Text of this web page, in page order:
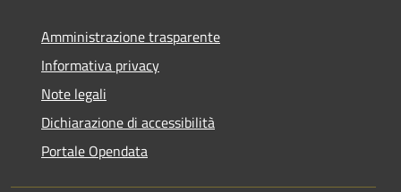
Amministrazione trasparente
Informativa privacy
Note legali
Dichiarazione di accessibilità
Portale Opendata